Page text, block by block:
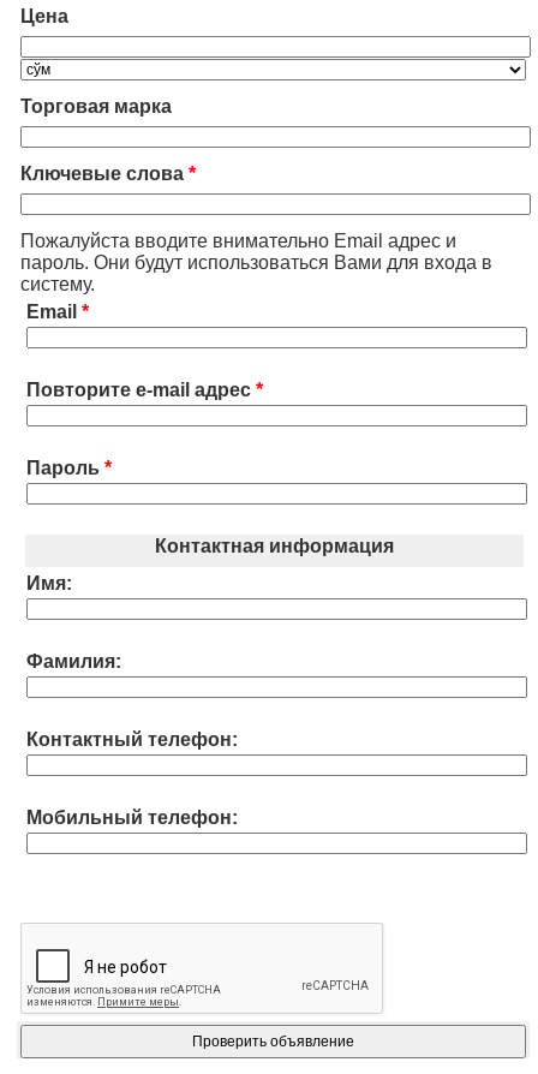
Цена
Торговая марка
Ключевые слова *
Пожалуйста вводите внимательно Email адрес и
пароль. Они будут использоваться Вами для входа в
систему.
Email *
Повторите e-mail адрес *
Пароль *
Контактная информация
Имя:
Фамилия:
Контактный телефон:
Мобильный телефон: